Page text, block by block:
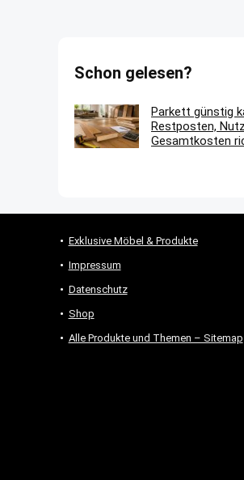
Schon gelesen?
Parkett günstig
Restposten,
Gesamtkosten
Exklusive Möbel & Produkte
Impressum
Datenschutz
Shop
Alle Produkte und Themen – Sitemap